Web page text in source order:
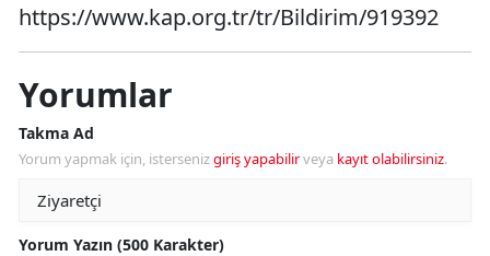
https://www.kap.org.tr/tr/Bildirim/919392
Yorumlar
Takma Ad
Yorum yapmak için, istersenizgiriş yapabilirveya kayıt olabilirsiniz.
Yorum Yazın (500 Karakter)